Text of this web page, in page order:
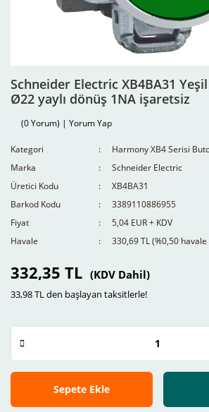
Schneider Electric XB4BA31
Ø22 yaylı dönüş 1NA işaretsiz
(0 Yorum) | Yorum Yap
Kategori
Harmony XB4 Serisi
Marka
Schneider Electric
Üretici Kodu
XB4BA31
Barkod Kodu
3389110886955
Fiyat
5,04 EUR + KDV
Havale
330,69 TL (%0,50
332,35 TL (KDV Dahil)
33,98 TL den başlayan taksitlerle!
Sepete Ekle